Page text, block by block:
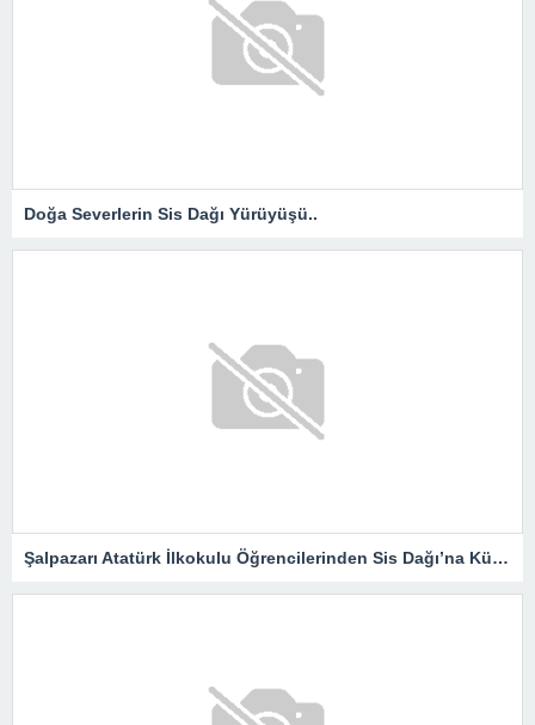
Doğa Severlerin Sis Dağı Yürüyüşü..
Şalpazarı Atatürk İlkokulu Öğrencilerinden Sis Dağı’na Kültür Gezisi